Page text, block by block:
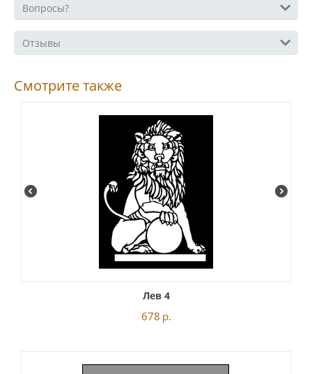
Вопросы?
Отзывы
Смотрите также
Лев 4
678 р.